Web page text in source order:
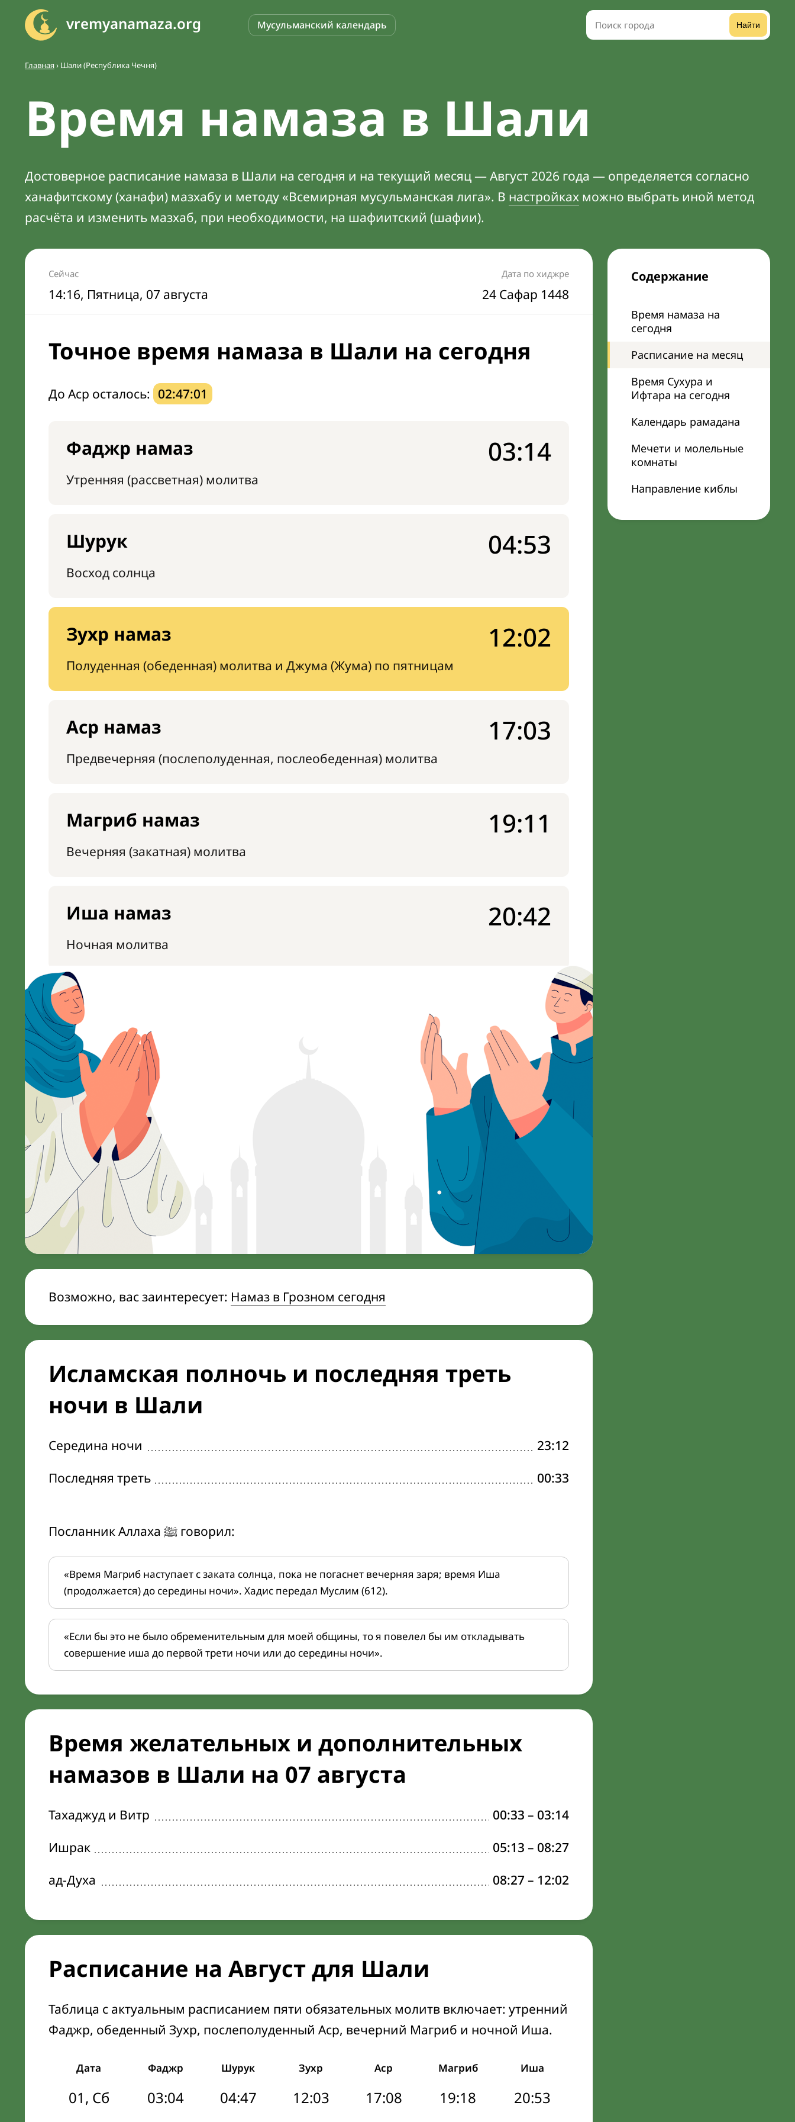
vremyanamaza.org Мусульманский календарь Найти
Главная› Шали (Республика Чечня)
Время намаза в Шали
Достоверное расписание намаза в Шали на сегодня и на текущий месяц — Август 2026 года — определяется согласно
ханафитскому (ханафи) мазхабу и методу «Всемирная мусульманская лига». В настройках можно выбрать иной метод
расчёта и изменить мазхаб, при необходимости, на шафиитский (шафии).
Содержание
Время намаза на
сегодня
Расписание на месяц
Время Сухура и
Ифтара на сегодня
Календарь рамадана
Мечети и молельные
комнаты
Направление киблы
Сейчас
14:16, Пятница, 07 августа
Дата по хиджре
24 Сафар 1448
Точное время намаза в Шали на сегодня
До Аср осталось: 02:47:00
Фаджр намаз
Утренняя (рассветная) молитва
03:14
Шурук
Восход солнца
04:53
Зухр намаз
Полуденная (обеденная) молитва и Джума (Жума) по пятницам
12:02
Аср намаз
Предвечерняя (послеполуденная, послеобеденная) молитва
17:03
Магриб намаз
Вечерняя (закатная) молитва
19:11
Иша намаз
Ночная молитва
20:42
Возможно, вас заинтересует: Намаз в Грозном сегодня
Исламская полночь и последняя треть
ночи в Шали
Середина ночи
23:12
Последняя треть
00:33
Посланник Аллаха ﷺ говорил:
«Время Магриб наступает с заката солнца, пока не погаснет вечерняя заря; время Иша
(продолжается) до середины ночи». Хадис передал Муслим (612).
«Если бы это не было обременительным для моей общины, то я повелел бы им откладывать
совершение иша до первой трети ночи или до середины ночи».
Время желательных и дополнительных
намазов в Шали на 07 августа
Тахаджуд и Витр 00:33 – 03:14
Ишрак
05:13 – 08:27
ад-Духа
08:27– 12:02
Расписание на Август для Шали
Таблица с актуальным расписанием пяти обязательных молитв включает: утренний
Фаджр, обеденный Зухр, послеполуденный Аср, вечерний Магриб и ночной Иша.
Дата Фаджр Шурук Зухр Аср Магриб Иша
01, Сб 03:04 04:47 12:03 17:08 19:18
20:53